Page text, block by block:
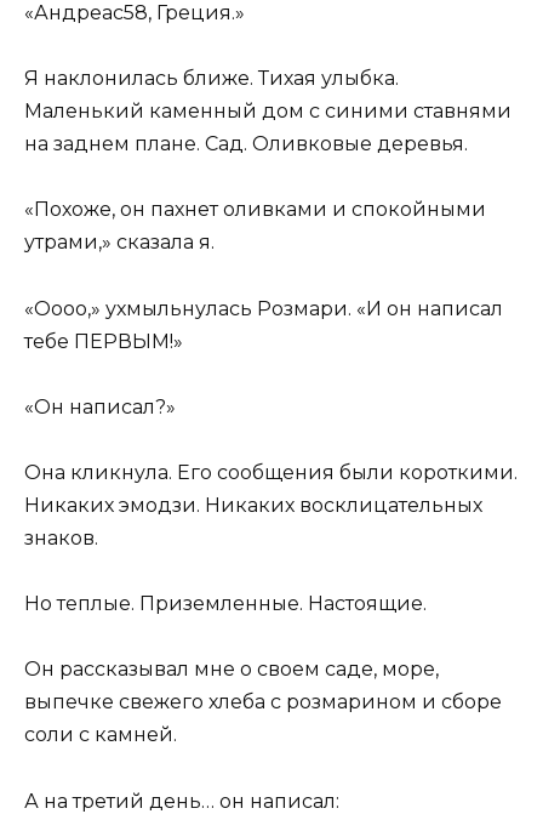
«Андреас58, Греция.»
Я наклонилась ближе. Тихая улыбка.
Маленький каменный дом с синими ставнями
на заднем плане. Сад. Оливковые деревья.
«Похоже, он пахнет оливками и спокойными
утрами,» сказала я.
«Оооо,» ухмыльнулась Розмари. «И он написал
тебе ПЕРВЫМ!»
«Он написал?»
Она кликнула. Его сообщения были короткими.
Никаких эмодзи. Никаких восклицательных
знаков.
Но теплые. Приземленные. Настоящие.
Он рассказывал мне о своем саде, море,
выпечке свежего хлеба с розмарином и сборе
соли с камней.
А на третий день… он написал: